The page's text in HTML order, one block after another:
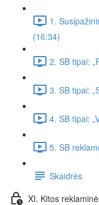
1.
(16:34)
2. SB tipai:
3. SB tipai:
4. SB tipai:
5. SB
Skaidrės
XI. Kitos